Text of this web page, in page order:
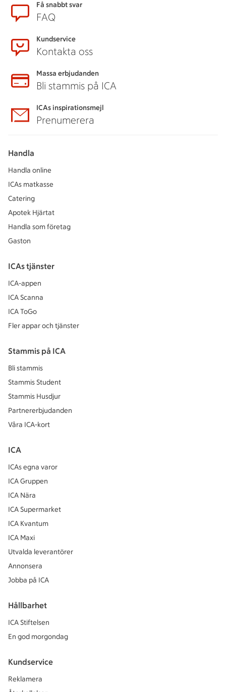
SidfotFå snabbt svar
FAQ
Kundservice
Kontakta oss
Massa erbjudanden
Bli stammis på ICA
ICAs inspirationsmejl
Prenumerera
Handla
Handla online
ICAs matkasse
Catering
Apotek Hjärtat
Handla som företag
Gaston
ICAs tjänster
ICA-appen
ICA Scanna
ICA ToGo
Fler appar och tjänster
Stammis på ICA
Bli stammis
Stammis Student
Stammis Husdjur
Partnererbjudanden
Våra ICA-kort
ICA
ICAs egna varor
ICA Gruppen
ICA Nära
ICA Supermarket
ICA Kvantum
ICA Maxi
Utvalda leverantörer
Annonsera
Jobba på ICA
Hållbarhet
ICA Stiftelsen
En god morgondag
Kundservice
Reklamera